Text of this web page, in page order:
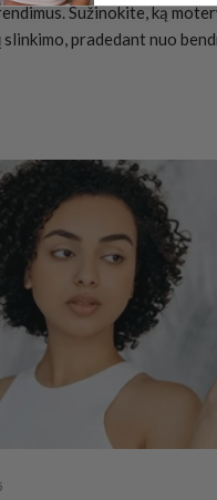
Sužinokite, ką
pradedant nuo